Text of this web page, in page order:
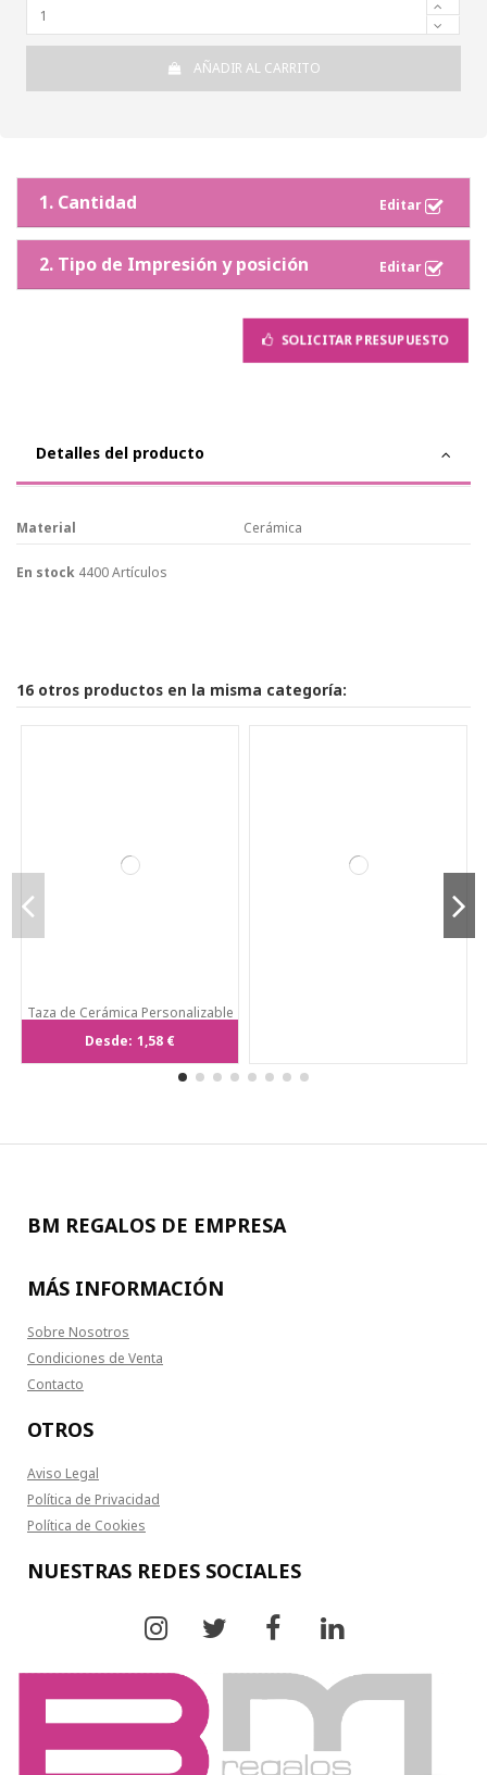
AÑADIR AL CARRITO
1. Cantidad
2. Tipo de Impresión y posición
SOLICITAR PRESUPUESTO
Detalles del producto
Material Cerámica
En stock 4400 Artículos
16 otros productos en la misma categoría:
Taza de Cerámica Personalizable
Desde: 1,58 €
BM REGALOS DE EMPRESA
MÁS INFORMACIÓN
Sobre Nosotros
Condiciones de Venta
Contacto
OTROS
Aviso Legal
Política de Privacidad
Política de Cookies
NUESTRAS REDES SOCIALES